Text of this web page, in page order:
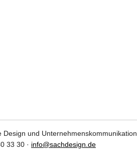
Design und Unternehmenskommunikation
33 30 · info@sachdesign.de